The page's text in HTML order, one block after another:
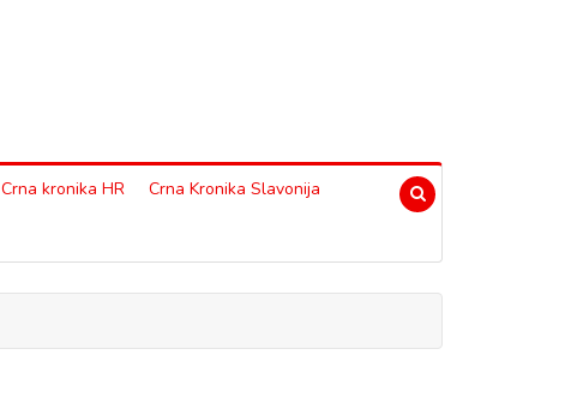
Crna kronika HR Crna Kronika Slavonija